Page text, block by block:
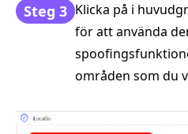
Steg 3 Klicka på i
för att använda
områden som du